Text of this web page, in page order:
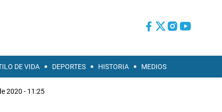
DE VIDA DEPORTES HISTORIA MEDIOS
2020 - 11:25